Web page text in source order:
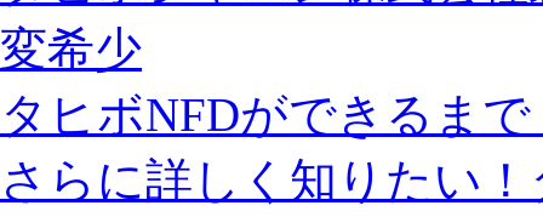
変希少
タヒボNFDができるま
さらに詳しく知りたい